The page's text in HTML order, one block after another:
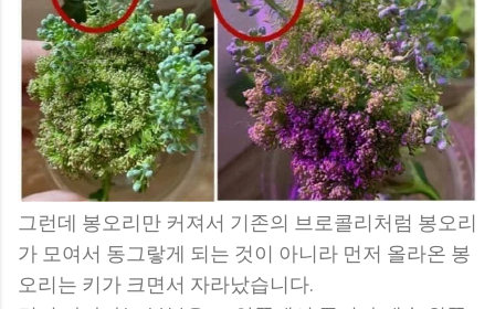
그런데 봉오리만 커져서 기존의 브로콜리처럼 봉오리
가 모여서 동그랗게 되는 것이 아니라 먼저 올라온 봉
오리는 키가 크면서 자라났습니다.